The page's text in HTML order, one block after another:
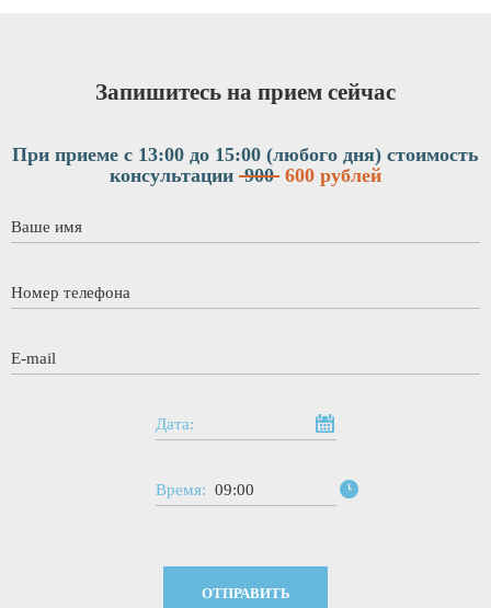
Запишитесь на прием сейчас
При приеме с 13:00 до 15:00 (любого дня) стоимость
консультации 900 600 рублей
Ваше имя
Номер телефона
E-mail
Дата:
Время: 09:00